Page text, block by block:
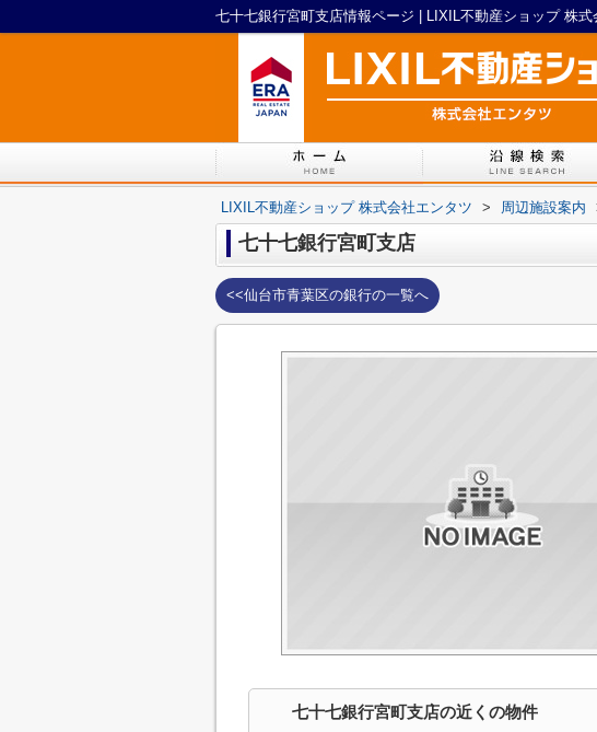
七十七銀行宮町支店情報ページ | LIXIL不動産ショップ 株式
LIXIL不動産ショップ 株式会社エンタツ > 周辺施設案内
七十七銀行宮町支店
<<仙台市青葉区の銀行の一覧へ
七十七銀行宮町支店の近くの物件